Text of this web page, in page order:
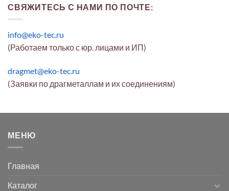
СВЯЖИТЕСЬ С НАМИ ПО ПОЧТЕ:
info@eko-tec.ru
(Работаем только с юр. лицами и ИП)
dragmet@eko-tec.ru
(Заявки по драгметаллам и их соединениям)
МЕНЮ
Главная
Каталог